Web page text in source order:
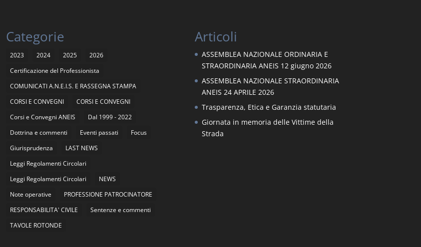
Categorie
2023 2024 2025
2026
Certificazione del Professionista
COMUNICATI A.N.E.I.S. E RASSEGNA STAMPA
CORSI E CONVEGNI
CORSI E CONVEGNI
Corsi e Convegni ANEIS
Dal 1999 - 2022
Dottrina e commenti
Eventi passati
Focus
Giurisprudenza
LAST NEWS
Leggi Regolamenti Circolari
Leggi Regolamenti Circolari
NEWS
Note operative
PROFESSIONE PATROCINATORE
RESPONSABILITA' CIVILE
Sentenze e commenti
TAVOLE ROTONDE
Articoli
ASSEMBLEA NAZIONALE ORDINARIA E
STRAORDINARIA ANEIS 12 giugno 2026
ASSEMBLEA NAZIONALE STRAORDINARIA
ANEIS 24 APRILE 2026
Trasparenza, Etica e Garanzia statutaria
Giornata in memoria delle Vittime della
Strada